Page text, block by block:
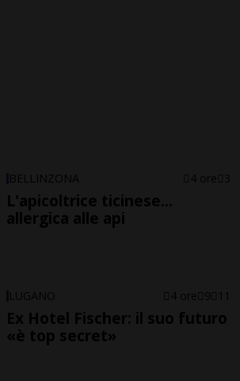
BELLINZONA 4 ore 3
L'apicoltrice ticinese...
allergica alle api
LUGANO 4 ore 9 11
Ex Hotel Fischer: il suo futuro
«è top secret»